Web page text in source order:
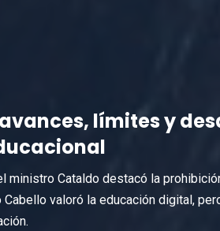
límites y
ministro Cataldo destacó la
valoró la educación digital,